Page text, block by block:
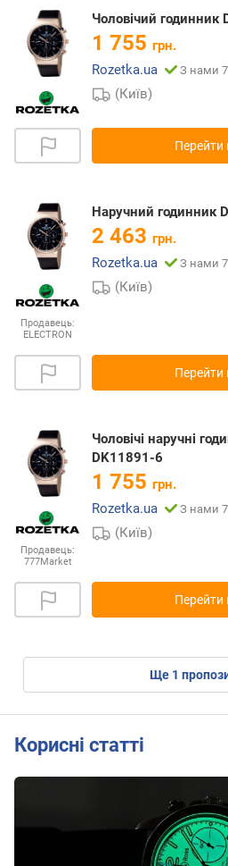
Чоловічий годинник
1 755 грн.
Rozetka.ua
З нами 7
(Київ)
Перейти
Продавець:
ELECTRON
Наручний годинник
2 463 грн.
Rozetka.ua
З нами 7
(Київ)
Перейти
Продавець:
777Market
Чоловічі наручні
DK11891-6
1 755 грн.
Rozetka.ua
З нами 7
(Київ)
Перейти
ще 1
Корисні статті